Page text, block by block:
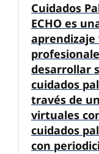
Cuidados
ECHO es
desarrollar
cuidados
través de
virtuales
cuidados
con